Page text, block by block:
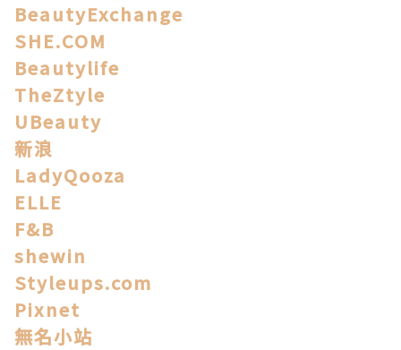
BeautyExchange
SHE.COM
Beautylife
TheZtyle
UBeauty
新浪
LadyQooza
ELLE
F&B
shewin
Styleups.com
Pixnet
無名小站